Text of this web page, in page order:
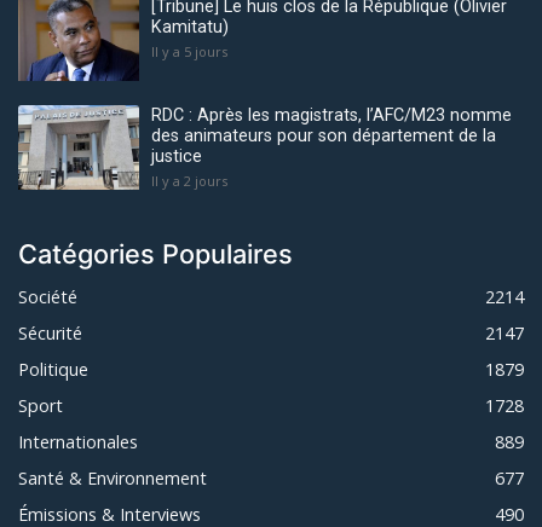
[Tribune] Le huis clos de la République (Olivier
Kamitatu)
Il y a 5 jours
RDC : Après les magistrats, l’AFC/M23 nomme
des animateurs pour son département de la
justice
Il y a 2 jours
Catégories Populaires
Société
2214
Sécurité
2147
Politique
1879
Sport
1728
Internationales
889
Santé & Environnement
677
Émissions & Interviews
490